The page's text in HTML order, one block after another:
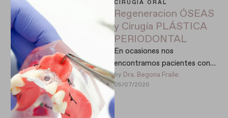
CIRUGÍA ORAL
Regeneracion ÓSEAS
y Cirugía PLÁSTICA
PERIODONTAL
En ocasiones nos
encontramos pacientes con
defectos óseos importantes
que pueden comprometer
tratamientos posteriores a
by Dra. Begona Fraile
05/07/2020